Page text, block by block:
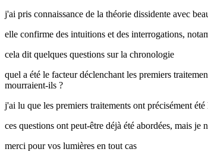
j'ai pris connaissance de la théorie dissidente avec
elle confirme des intuitions et des interrogations,
cela dit quelques questions sur la chronologie
quel a été le facteur déclenchant les premiers
mourraient-ils ?
j'ai lu que les premiers traitements ont précisément
ces questions ont peut-être déjà été abordées, mais je
merci pour vos lumières en tout cas